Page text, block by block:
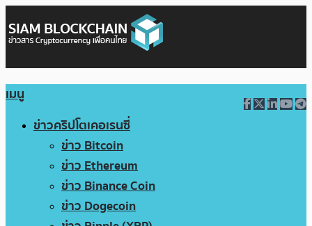
เมนู
ข่าวคริปโตเคอเรนซี่
ข่าว Bitcoin
ข่าว Ethereum
ข่าว Binance Coin
ข่าว Dogecoin